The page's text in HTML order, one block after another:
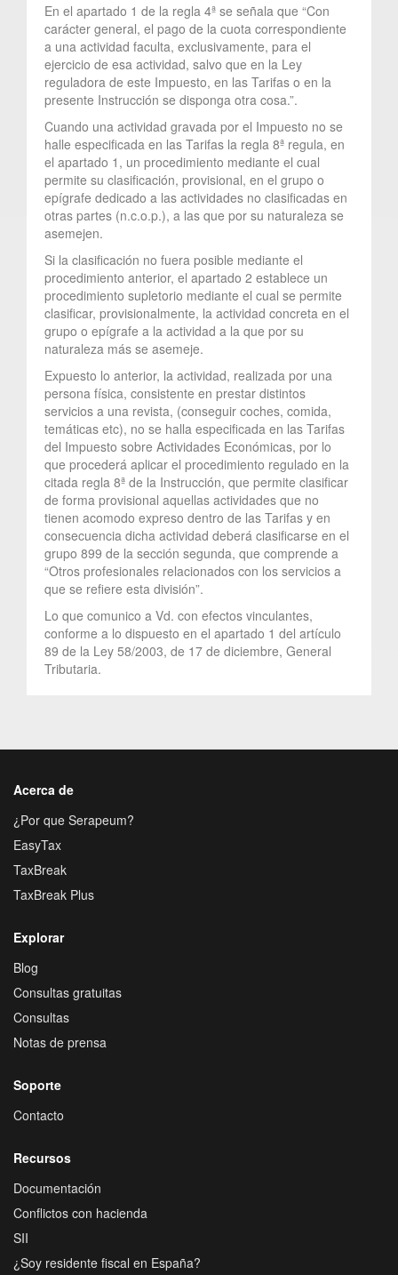
En el apartado 1 de la regla 4ª se señala que “Con
carácter general, el pago de la cuota correspondiente
a una actividad faculta, exclusivamente, para el
ejercicio de esa actividad, salvo que en la Ley
reguladora de este Impuesto, en las Tarifas o en la
presente Instrucción se disponga otra cosa.”.
Cuando una actividad gravada por el Impuesto no se
halle especificada en las Tarifas la regla 8ª regula, en
el apartado 1, un procedimiento mediante el cual
permite su clasificación, provisional, en el grupo o
epígrafe dedicado a las actividades no clasificadas en
otras partes (n.c.o.p.), a las que por su naturaleza se
asemejen.
Si la clasificación no fuera posible mediante el
procedimiento anterior, el apartado 2 establece un
procedimiento supletorio mediante el cual se permite
clasificar, provisionalmente, la actividad concreta en el
grupo o epígrafe a la actividad a la que por su
naturaleza más se asemeje.
Expuesto lo anterior, la actividad, realizada por una
persona física, consistente en prestar distintos
servicios a una revista, (conseguir coches, comida,
temáticas etc), no se halla especificada en las Tarifas
del Impuesto sobre Actividades Económicas, por lo
que procederá aplicar el procedimiento regulado en la
citada regla 8ª de la Instrucción, que permite clasificar
de forma provisional aquellas actividades que no
tienen acomodo expreso dentro de las Tarifas y en
consecuencia dicha actividad deberá clasificarse en el
grupo 899 de la sección segunda, que comprende a
“Otros profesionales relacionados con los servicios a
que se refiere esta división”.
Lo que comunico a Vd. con efectos vinculantes,
conforme a lo dispuesto en el apartado 1 del artículo
89 de la Ley 58/2003, de 17 de diciembre, General
Tributaria.
Acerca de
¿Por que Serapeum?
EasyTax
TaxBreak
TaxBreak Plus
Explorar
Blog
Consultas gratuitas
Consultas
Notas de prensa
Soporte
Contacto
Recursos
Documentación
Conflictos con hacienda
SII
¿Soy residente fiscal en España?